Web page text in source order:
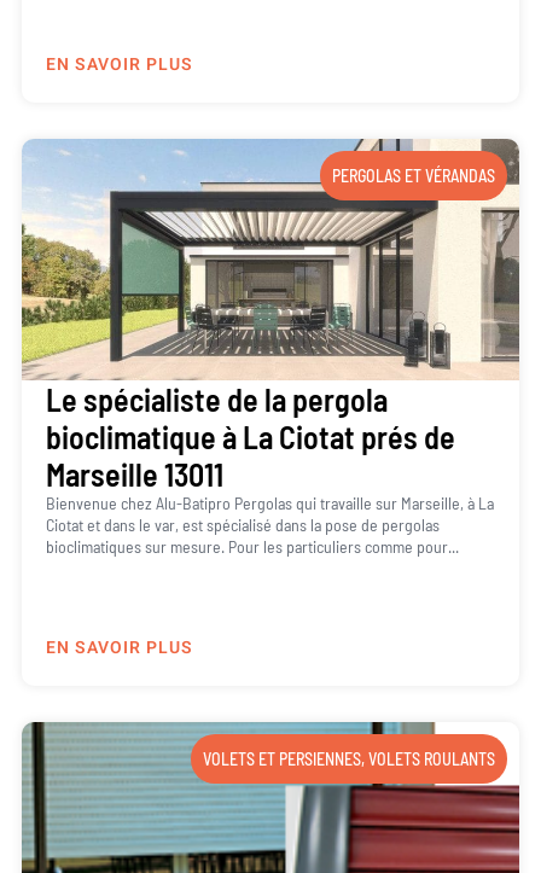
EN SAVOIR PLUS
PERGOLAS ET VÉRANDAS
Le spécialiste de la pergola
bioclimatique à La Ciotat prés de
Marseille 13011
Bienvenue chez Alu-Batipro Pergolas qui travaille sur Marseille, à La
Ciotat et dans le var, est spécialisé dans la pose de pergolas
bioclimatiques sur mesure. Pour les particuliers comme pour...
EN SAVOIR PLUS
VOLETS ET PERSIENNES,VOLETS ROULANTS